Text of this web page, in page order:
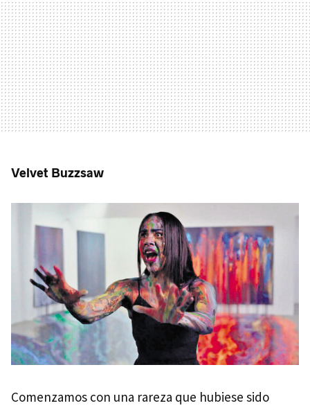
Velvet Buzzsaw
Comenzamos con una rareza que hubiese sido